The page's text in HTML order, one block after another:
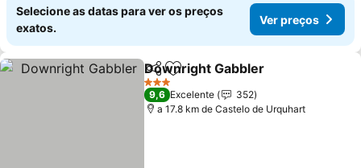
Selecione as datas para ver os preços
exatos.
Ver preços
PartilharAdicionar aos favoritos
Downright Gabbler
3 Estrelas
9,6 Excelente
352
a 17.8 km de Castelo de Urquhart